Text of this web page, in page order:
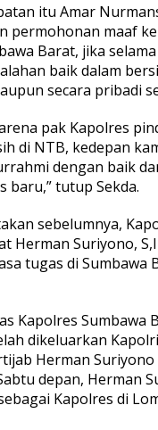
itu Amar
permohonan maaf
Barat, jika
baik dalam
secara pribadi
pak Kapolres
di NTB, kedepan
dengan baik
baru,” tutup Sekda.
sebelumnya,
Herman Suriyono,
tugas di Sumbawa
Kapolres Sumbawa
dikeluarkan
Herman Suriyono
depan, Herman
Kapolres di